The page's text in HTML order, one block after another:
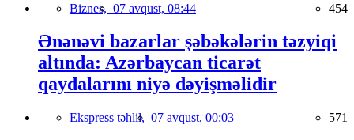
Biznes, 07 avqust, 08:44 454
Ənənəvi bazarlar şəbəkələrin təzyiqi
altında: Azərbaycan ticarət
qaydalarını niyə dəyişməlidir
Ekspress təhlil, 07 avqust, 00:03 571